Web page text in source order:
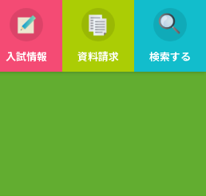
入試情報 資料請求 検索する